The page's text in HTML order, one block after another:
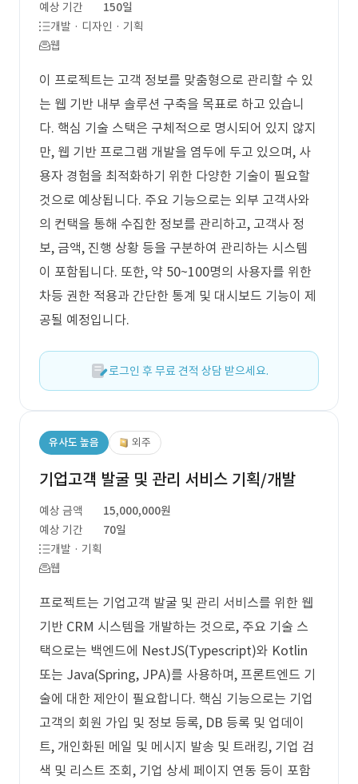
예상 기간
150일
개발 · 디자인 · 기획
웹
이 프로젝트는 고객 정보를 맞춤형으로 관리할 수 있
는 웹 기반 내부 솔루션 구축을 목표로 하고 있습니
다. 핵심 기술 스택은 구체적으로 명시되어 있지 않지
만, 웹 기반 프로그램 개발을 염두에 두고 있으며, 사
용자 경험을 최적화하기 위한 다양한 기술이 필요할
것으로 예상됩니다. 주요 기능으로는 외부 고객사와
의 컨택을 통해 수집한 정보를 관리하고, 고객사 정
보, 금액, 진행 상황 등을 구분하여 관리하는 시스템
이 포함됩니다. 또한, 약 50~100명의 사용자를 위한
차등 권한 적용과 간단한 통계 및 대시보드 기능이 제
공될 예정입니다.
로그인 후 무료 견적 상담 받으세요.
유사도 높음 외주
기업고객 발굴 및 관리 서비스 기획/개발
예상 금액
15,000,000원
예상 기간
70일
개발 · 기획
웹
프로젝트는 기업고객 발굴 및 관리 서비스를 위한 웹
기반 CRM 시스템을 개발하는 것으로, 주요 기술 스
택으로는 백엔드에 NestJS(Typescript)와 Kotlin
또는 Java(Spring, JPA)를 사용하며, 프론트엔드 기
술에 대한 제안이 필요합니다. 핵심 기능으로는 기업
고객의 회원 가입 및 정보 등록, DB 등록 및 업데이
트, 개인화된 메일 및 메시지 발송 및 트래킹, 기업 검
색 및 리스트 조회, 기업 상세 페이지 연동 등이 포함